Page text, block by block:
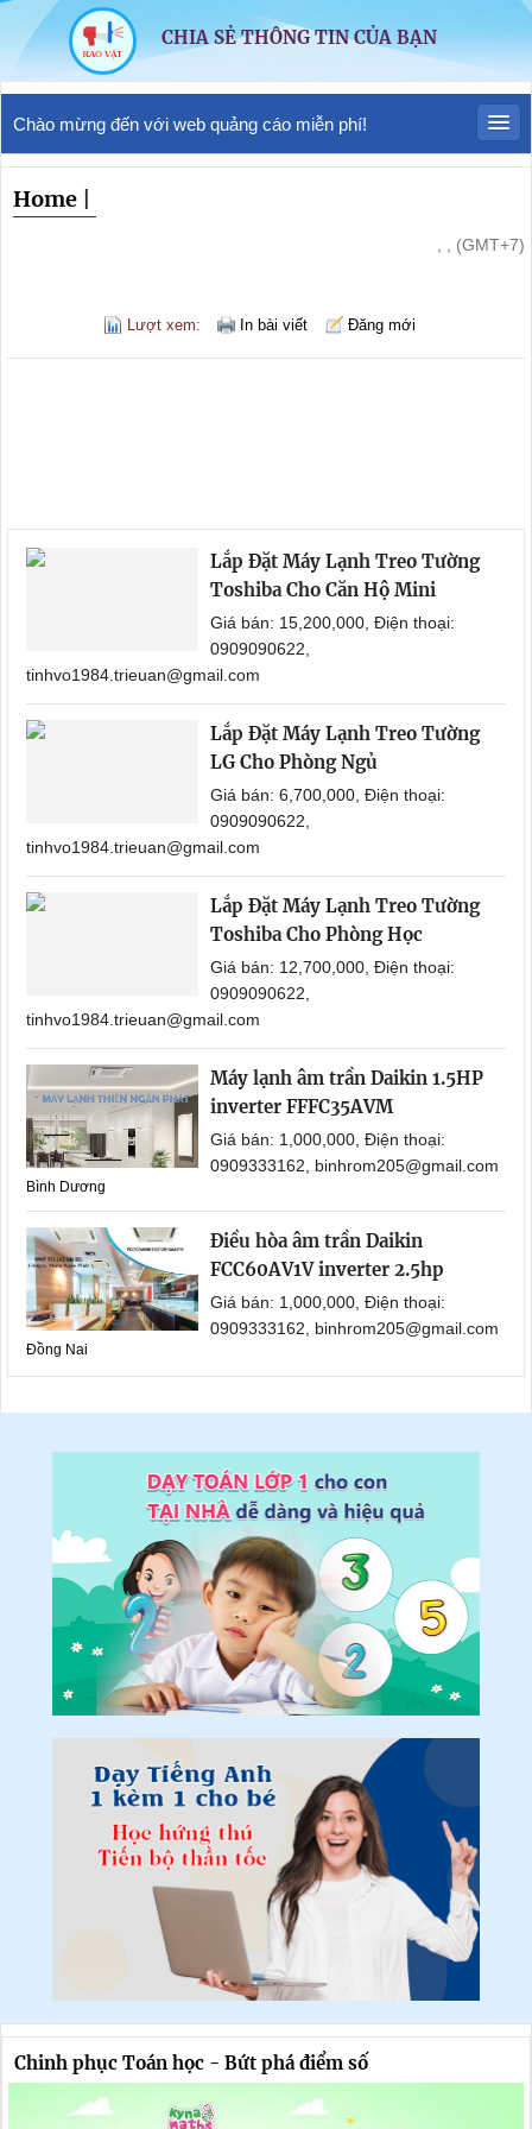
CHIA SẺ THÔNG TIN CỦA BẠN
Chào mừng đến với web quảng cáo miễn phí!
Home
, , (GMT+7)
Lượt xem: In bài viết Đăng mới
Lắp Đặt Máy Lạnh Treo Tường
Toshiba Cho Căn Hộ Mini
Giá bán: 15,200,000, Điện thoại:
0909090622,
tinhvo1984.trieuan@gmail.com
Lắp Đặt Máy Lạnh Treo Tường
LG Cho Phòng Ngủ
Giá bán: 6,700,000, Điện thoại:
0909090622,
tinhvo1984.trieuan@gmail.com
Lắp Đặt Máy Lạnh Treo Tường
Toshiba Cho Phòng Học
Giá bán: 12,700,000, Điện thoại:
0909090622,
tinhvo1984.trieuan@gmail.com
Máy lạnh âm trần Daikin 1.5HP
inverter FFFC35AVM
Giá bán: 1,000,000, Điện thoại:
0909333162, binhrom205@gmail.com
Bình Dương
Điều hòa âm trần Daikin
FCC60AV1V inverter 2.5hp
Giá bán: 1,000,000, Điện thoại:
0909333162, binhrom205@gmail.com
Đồng Nai
Chinh phục Toán học - Bứt phá điểm số